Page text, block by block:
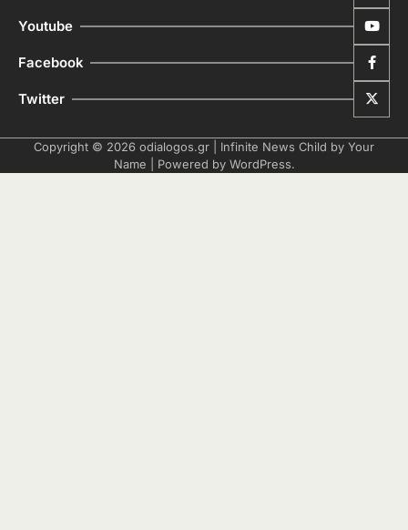
Youtube
Facebook
Twitter
Copyright © 2026 odialogos.gr | Infinite News Child by Your
Name | Powered by WordPress.